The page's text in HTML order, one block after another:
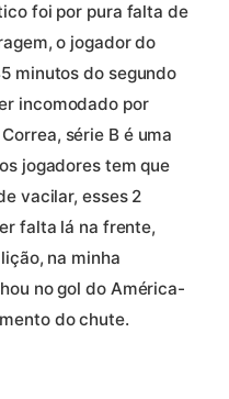
foi por pura falta de
o jogador do
minutos do segundo
incomodado por
série B é uma
jogadores tem que
vacilar, esses 2
falta lá na frente,
na minha
no gol do América-
do chute.